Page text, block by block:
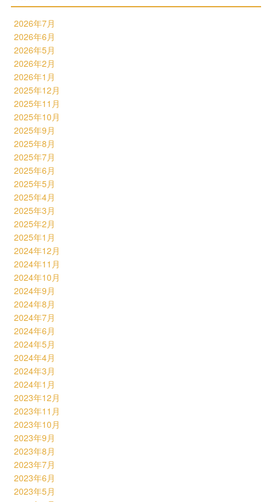
2026年7月
2026年6月
2026年5月
2026年2月
2026年1月
2025年12月
2025年11月
2025年10月
2025年9月
2025年8月
2025年7月
2025年6月
2025年5月
2025年4月
2025年3月
2025年2月
2025年1月
2024年12月
2024年11月
2024年10月
2024年9月
2024年8月
2024年7月
2024年6月
2024年5月
2024年4月
2024年3月
2024年1月
2023年12月
2023年11月
2023年10月
2023年9月
2023年8月
2023年7月
2023年6月
2023年5月